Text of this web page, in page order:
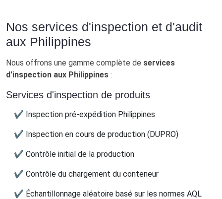
Nos services d'inspection et d'audit
aux Philippines
Nous offrons une gamme complète de services
d'inspection aux Philippines :
Services d'inspection de produits
✔ Inspection pré-expédition Philippines
✔ Inspection en cours de production (DUPRO)
✔ Contrôle initial de la production
✔ Contrôle du chargement du conteneur
✔ Échantillonnage aléatoire basé sur les normes AQL